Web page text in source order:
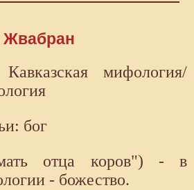
Жвабран
мифология/
бог
отца коров") - в
- божество.